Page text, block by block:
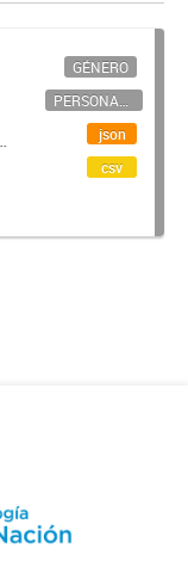
GÉNERO
PERSONAL CIENTÍFICO-TECNOLÓGICO
json
csv